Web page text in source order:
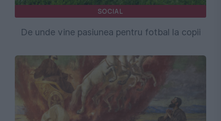
SOCIAL
De unde vine pasiunea pentru fotbal la copii